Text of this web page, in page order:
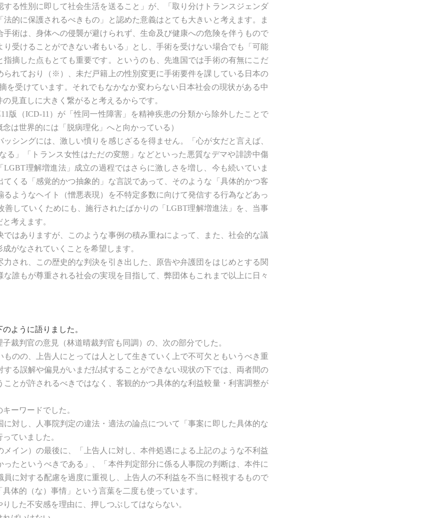
る性別に即して社会生活を送ること」が、「取り分けトランスジェンダ
的に保護されるべきもの」と認めた意義はとても大きいと考えます。ま
術は、身体への侵襲が避けられず、生命及び健康への危険を伴うもので
受けることができない者もいる」とし、手術を受けない場合でも「可能
摘した点もとても重要です。というのも、先進国では手術の有無にこだ
れており（※）、未だ戸籍上の性別変更に手術要件を課している日本の
を受けています。それでもなかなか変わらない日本社会の現状がある中
見直しに大きく繋がると考えるからです。
版（ICD-11）が「性同一性障害」を精神疾患の分類から除外したことで
は世界的には「脱病理化」へと向かっている）
ングには、激しい憤りを感じざるを得ません。「心が女だと言えば、
る」「トランス女性はただの変態」などといった悪質なデマや誹謗中傷
理解増進法」成立の過程ではさらに激しさを増し、今も続いていま
くる「感覚的かつ抽象的」な言説であって、そのような「具体的かつ客
ようなヘイト（憎悪表現）を不特定多数に向けて発信する行為などあっ
していくためにも、施行されたばかりの「LGBT理解増進法」を、当事
考えます。
はありますが、このような事例の積み重ねによって、また、社会的な議
がなされていくことを希望します。
され、この歴史的な判決を引き出した、原告や弁護団をはじめとする関
誰もが尊重される社会の実現を目指して、弊団体もこれまで以上に日々
ように語りました。
裁判官の意見（林道晴裁判官も同調）の、次の部分でした。
のの、上告人にとっては人として生きていく上で不可欠ともいうべき重
る誤解や偏見がいまだ払拭することができない現状の下では、両者間の
とが許されるべきではなく、客観的かつ具体的な利益較量・利害調整が
ーワードでした。
対し、人事院判定の違法・適法の論点について「事案に即した具体的な
ていました。
イン）の最後に、「上告人に対し、本件処遇による上記のような不利益
たというべきである」、「本件判定部分に係る人事院の判断は、本件に
に対する配慮を過度に重視し、上告人の不利益を不当に軽視するもので
体的（な）事情」という言葉を二度も使っています。
た不安感を理由に、押しつぶしてはならない。